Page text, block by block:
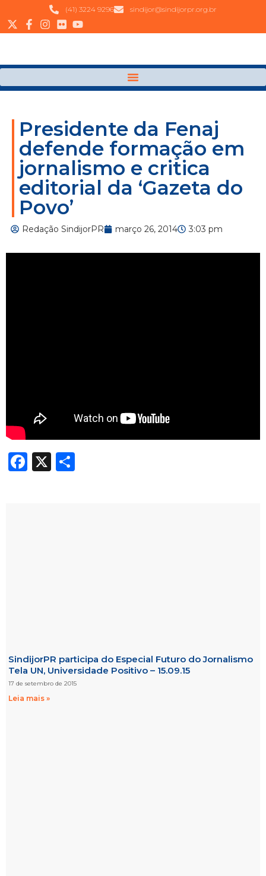
(41) 3224 9296 sindijor@sindijorpr.org.br
Presidente da Fenaj
defende formação em
jornalismo e critica
editorial da ‘Gazeta do
Povo’
Redação SindijorPR março 26, 2014 3:03 pm
Facebook
X
SindijorPR participa do Especial Futuro do Jornalismo
Tela UN, Universidade Positivo – 15.09.15
17 de setembro de 2015
Leia mais »